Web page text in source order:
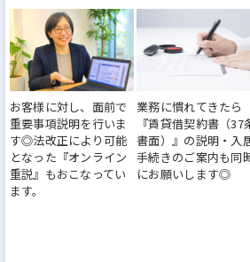
✔️経験者も大歓迎
お客様に対し、面前で
重要事項説明を行いま
す◎法改正により可能
となった『オンライン
重説』もおこなってい
ます。
業務に慣れてきたら
『賃貸借契約書（37
書面）』の説明・入
手続きのご案内も同
にお願いします◎